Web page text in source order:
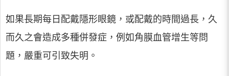
如果長期每日配戴隱形眼鏡，或配戴的時間過長，久
而久之會造成多種併發症，例如角膜血管增生等問
題，嚴重可引致失明。